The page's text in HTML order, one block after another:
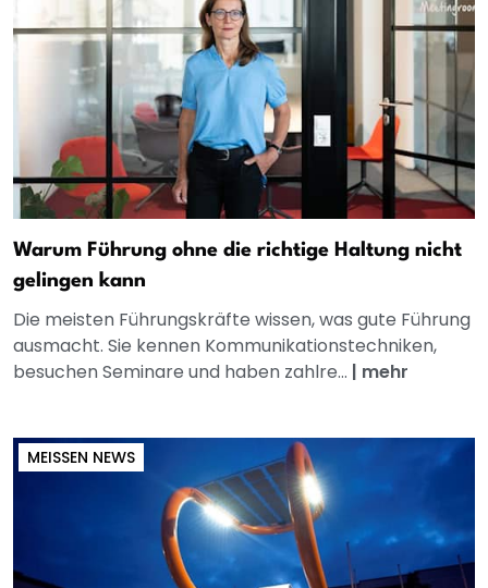
Warum Führung ohne die richtige Haltung nicht
gelingen kann
Die meisten Führungskräfte wissen, was gute Führung
ausmacht. Sie kennen Kommunikationstechniken,
besuchen Seminare und haben zahlre... | mehr
MEISSEN NEWS